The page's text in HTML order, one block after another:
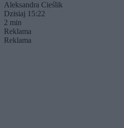
Aleksandra Cieślik
Dzisiaj 15:22
2 min
Reklama
Reklama